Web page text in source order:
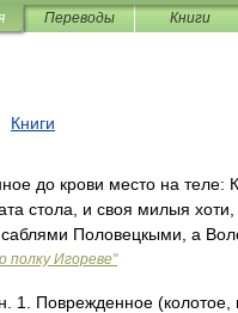
Переводы Книги
Книги
до крови место на теле:
стола, и своя милыя
Половецкыми, а
полку Игореве"
Поврежденное (колотое,